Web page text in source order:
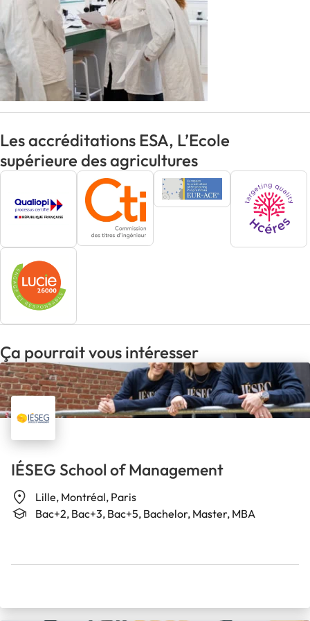
Les accréditations ESA, L’Ecole
supérieure des agricultures
Ça pourrait vous intéresser
IÉSEG School of Management
Lille, Montréal, Paris
Bac+2, Bac+3, Bac+5, Bachelor, Master, MBA